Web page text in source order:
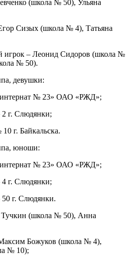
(школа № 50), Ульяна
Сизых (школа № 4), Татьяна
– Леонид Сидоров (школа №
№ 50).
девушки:
№ 23» ОАО «РЖД»;
г. Слюдянки;
г. Байкальска.
юноши:
№ 23» ОАО «РЖД»;
г. Слюдянки;
г. Слюдянки.
(школа № 50), Анна
Божуков (школа № 4),
№ 10);